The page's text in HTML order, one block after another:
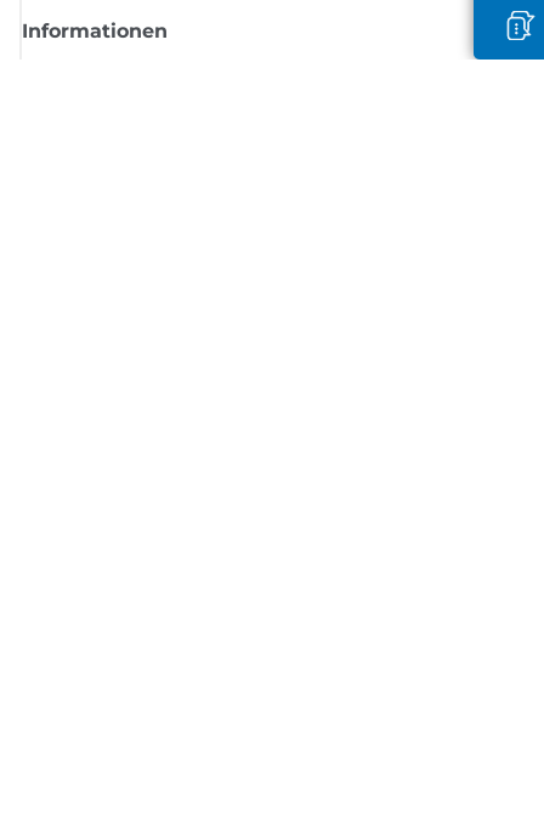
Informationen